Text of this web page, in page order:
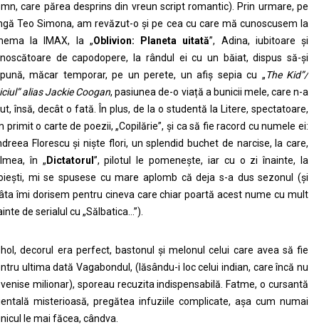
care părea desprins din vreun script romantic). Prin urmare, pe
Teo Simona, am revăzut-o și pe cea cu care mă cunoscusem la
la IMAX, la „Oblivion: Planeta uitată”, Adina, iubitoare și
de capodopere, la rândul ei cu un băiat, dispus să-și
măcar temporar, pe un perete, un afiș sepia cu „The Kid”/
alias Jackie Coogan, pasiunea de-o viață a bunicii mele, care n-a
însă, decât o fată. În plus, de la o studentă la Litere, spectatoare,
primit o carte de poezii, „Copilărie”, și ca să fie racord cu numele ei:
Florescu și niște flori, un splendid buchet de narcise, la care,
în „ Dictatorul ”, pilotul le pomenește, iar cu o zi înainte, la
mi se spusese cu mare aplomb că deja s-a dus sezonul (și
îmi dorisem pentru cineva care chiar poartă acest nume cu mult
de serialul cu „Sălbatica…”).
decorul era perfect, bastonul și melonul celui care avea să fie
ultima dată Vagabondul, (lăsându-i loc celui indian, care încă nu
milionar), sporeau recuzita indispensabilă. Fatme, o cursantă
misterioasă, pregătea infuziile complicate, așa cum numai
le mai făcea, cândva.